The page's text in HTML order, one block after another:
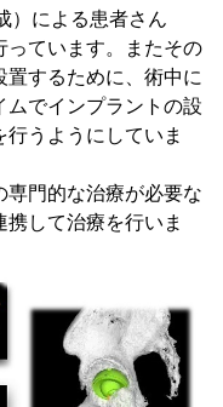
）による患者さん
っています。またその
するために、術中に
ムでインプラントの設
うようにしていま
門的な治療が必要な
して治療を行いま